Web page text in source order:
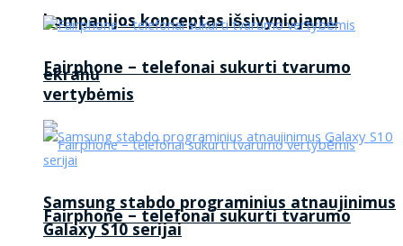
kompanijos konceptas išsivyniojamu
ekranu
Fairphone – telefonai sukurti tvarumo
Fairphone – telefonai sukurti tvarumo
vertybėmis
Samsung stabdo programinius atnaujinimus
Galaxy S10 serijai